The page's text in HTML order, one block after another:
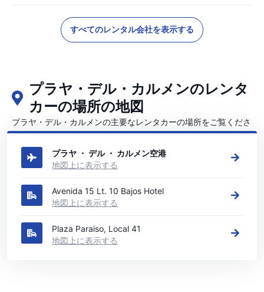
すべてのレンタル会社を表示する
プラヤ・デル・カルメンのレンタ
カーの場所の地図
プラヤ・デル・カルメンの主要なレンタカーの場所をご覧くださ
い
プラヤ ・ デル ・ カルメン空港
地図上に表示する
Avenida 15 Lt. 10 Bajos Hotel
地図上に表示する
Plaza Paraiso, Local 41
地図上に表示する